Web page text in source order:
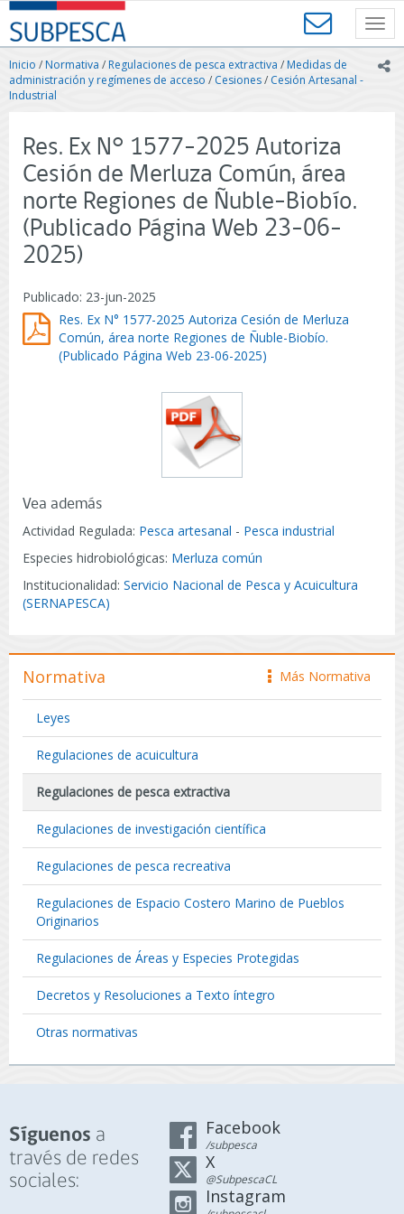
Contenido
principal
SUBPESCA
-
Subsecretaría
de
Pesca
Gobierno
de
Chile
Inicio /Normativa / Regulaciones de pesca extractiva / Medidas de
administración y regímenes de acceso / Cesiones/ Cesión Artesanal -
Industrial
Res. Ex N° 1577-2025 Autoriza
Cesión de Merluza Común, área
norte Regiones de Ñuble-Biobío.
(Publicado Página Web 23-06-
2025)
Publicado: 23-jun-2025
Res. Ex N° 1577-2025 Autoriza Cesión de Merluza
Común, área norte Regiones de Ñuble-Biobío.
(Publicado Página Web 23-06-2025)
Vea además
Actividad Regulada: Pesca artesanal - Pesca industrial
Especies hidrobiológicas: Merluza común
Institucionalidad: Servicio Nacional de Pesca y Acuicultura
(SERNAPESCA)
icono
Más Normativa
Normativa
Leyes
Regulaciones de acuicultura
Regulaciones de pesca extractiva
Regulaciones de investigación científica
Regulaciones de pesca recreativa
Regulaciones de Espacio Costero Marino de Pueblos
Originarios
Regulaciones de Áreas y Especies Protegidas
Decretos y Resoluciones a Texto íntegro
Otras normativas
Síguenos a
través de redes
sociales:
Facebook
/subpesca
X
@SubpescaCL
Instagram